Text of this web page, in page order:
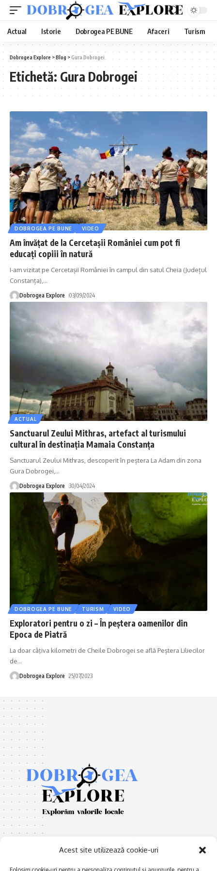
Acest site utilizează cookie-uri
Actual Istorie Dobrogea PE BUNE Afaceri Turism
Dobrogea Explore >Blog >Gura Dobrogei
Etichetă: Gura Dobrogei
DOBROGEA PE BUNE VIDEO
Am învățat de la Cercetașii României cum pot fi
educați copiii în natură
I-am vizitat pe Cercetașii României în campul din satul Cheia (Județul
Constanța), …
Dobrogea Explore 03/09/2024
ACTUAL
Sanctuarul Zeului Mithras, artefact al turismului
cultural în destinaţia Mamaia Constanţa
Sanctuarul Zeului Mithras, descoperit în peștera La Adam din zona
Gura Dobrogei, …
Dobrogea Explore 30/04/2024
DOBROGEA PE BUNE TURISM VIDEO
Exploratori pentru o zi – În peștera oamenilor din
Epoca de Piatră
La doar câţiva kilometri de Cheile Dobrogei se află Peștera Liliecilor
de…
Dobrogea Explore 25/07/2023